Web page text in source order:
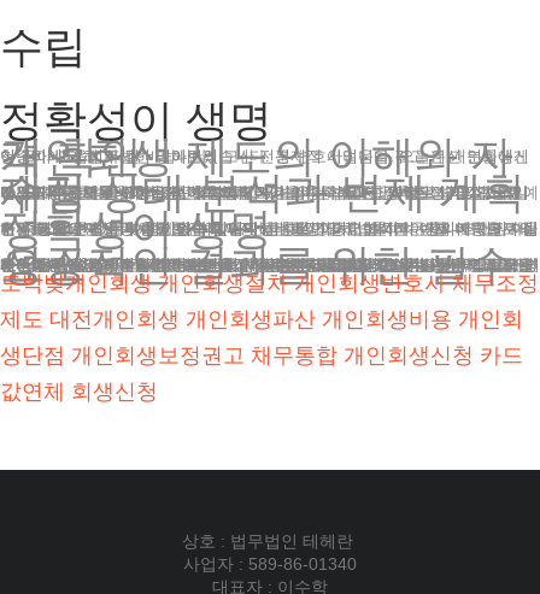
수립
정확성이 생명
안녕하세요. 법무법인 테헤란의 도산 전문 변호사입니다. 오늘은 개인회생신청준비에 대해 자세히 알아보겠습니다. 경제적 어려움을 겪고 계신 분들에게 이 글이 도움이 되길 바랍니다.
개인회생 제도의 이해와 자격 확인
개인회생은 채무 조정을 통해 경제적 재기의 기회를 제공하는 법적 절차입니다. 이 제도를 활용하려면 먼저 자격 요건을 충족해야 합니다. 정기적인 수입이 있고, 총 채무액이 일정 기준 이하여야 합니다. 또한, 월별로 납부 가능한 변제금 액수도 중요한 고려 사항입니다.
자격 여부를 확인하는 것이 첫 단계입니다. 이는 복잡한 과정일 수 있으므로, 전문가의 조언을 구하는 것이 현명합니다. 우리 법인은 정확한 자격 심사와 예상 변제금 산정을 위해 최선을 다하고 있습니다.
재정 상태 분석과 변제 계획 수립
서류를 모으면서 동시에 본인의 재정 상태를 면밀히 분석해야 합니다. 현재의 수입, 지출, 자산, 부채를 정확히 파악하는 것이 중요합니다. 이를 바탕으로 실현 가능한 변제 계획을 세워야 합니다.
변제 계획은 법원이 승인할 수 있을 만큼 현실적이어야 하며, 동시에 채권자들도 수긍할 수 있는 수준이어야 합니다. 이 과정에서 법률 전문가의 조언이 매우 중요합니다. 우리 법인은 의뢰인의 상황을 고려한 최적의 변제 계획을 수립하는 데 전문성을 갖추고 있습니다.
정확성이 생명
개인회생신청을 위해 법원에 제출해야 하는 서류들이 있습니다. 이 서류들은 매우 전문적이고 복잡하므로, 작성 시 주의가 필요합니다. 주요 서류로는 개인회생신청서, 변제계획안, 재산목록, 채권자 목록 등이 있습니다.
이 서류들을 정확하게 작성하는 것이 매우 중요합니다. 오류나 누락이 있으면 신청이 기각되거나 절차가 지연될 수 있습니다. 따라서 전문 법률가의 도움을 받아 꼼꼼히 검토하고 작성하는 것이 바람직합니다.
성공적인 결과를 위한 필수 요소
개인회생신청준비는 결코 쉬운 과정이 아닙니다. 복잡한 법적 절차와 많은 서류 작업이 필요하며, 작은 실수 하나가 큰 영향을 미칠 수 있습니다. 따라서 경험 많은 개인회생신청 전문가의 도움을 받는 것이 현명합니다.
우리 법무법인 테헤란은 개인회생신청의 풍부한 경험과 전문성을 바탕으로 의뢰인들의 성공적인 개인회생을 돕고 있습니다. 각 사례에 맞는 맞춤형 전략을 제시하며, 절차의 시작부터 끝까지 세심한 관리를 제공합니다.
도박빚개인회생 개인회생절차 개인회생변호사 채무조정
제도 대전개인회생 개인회생파산 개인회생비용 개인회
생단점 개인회생보정권고 채무통합 개인회생신청 카드
값연체
회생신청
상호 : 법무법인 테헤란
사업자 : 589-86-01340
대표자 : 이수학